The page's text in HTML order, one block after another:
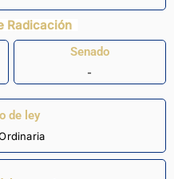
Radicación
Senado
-
de ley